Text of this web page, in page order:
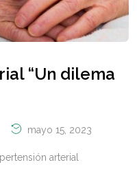
“Un dilema
mayo 15, 2023
arterial